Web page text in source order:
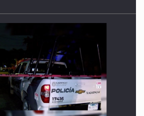
calles de la colonia Buenos Aires;
a vecinos